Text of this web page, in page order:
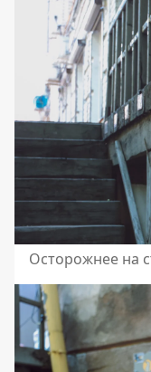
Осторожнее на